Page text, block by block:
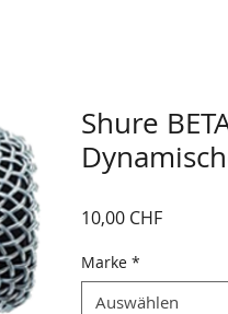
Shure
10,00 CHFPreis
Marke *
Auswählen